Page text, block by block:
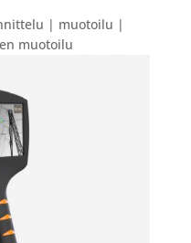
| muotoilu |
muotoilu